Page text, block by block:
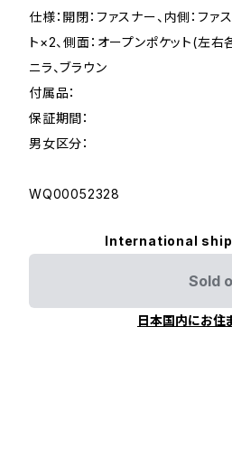
仕様：開閉：ファスナー、内側：フ
ト×2、側面：オープンポケット(左右
ニラ、ブラウン
付属品：
保証期間：
男女区分：
WQ00052328
International
Sold
日本国内にお住